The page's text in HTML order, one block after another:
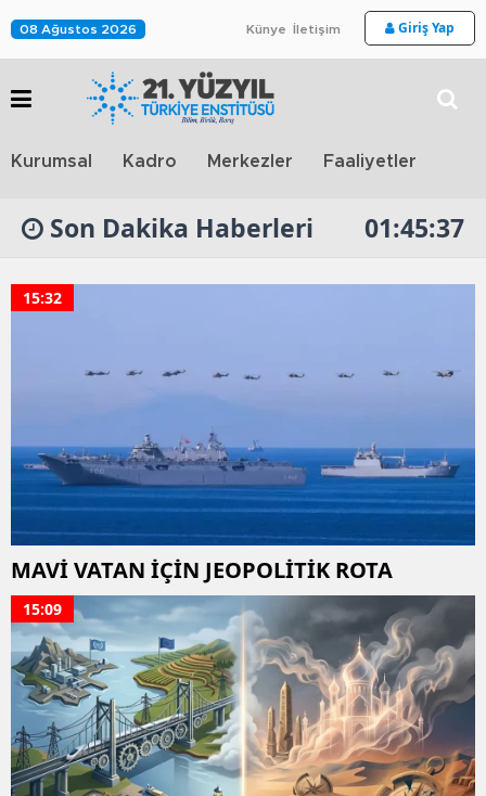
08 Ağustos 2026 Künye İletişim Giriş Yap
Kurumsal Kadro Merkezler Faaliyetler
Son Dakika Haberleri 01:45:37
15:32
MAVİ VATAN İÇİN JEOPOLİTİK ROTA
15:09